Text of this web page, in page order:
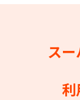
ス
利